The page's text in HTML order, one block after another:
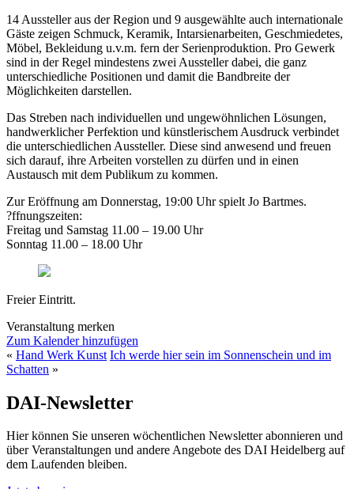
14 Aussteller aus der Region und 9 ausgewählte auch internationale
Gäste zeigen Schmuck, Keramik, Intarsienarbeiten, Geschmiedetes,
Möbel, Bekleidung u.v.m. fern der Serienproduktion. Pro Gewerk
sind in der Regel mindestens zwei Aussteller dabei, die ganz
unterschiedliche Positionen und damit die Bandbreite der
Möglichkeiten darstellen.
Das Streben nach individuellen und ungewöhnlichen Lösungen,
handwerklicher Perfektion und künstlerischem Ausdruck verbindet
die unterschiedlichen Aussteller. Diese sind anwesend und freuen
sich darauf, ihre Arbeiten vorstellen zu dürfen und in einen
Austausch mit dem Publikum zu kommen.
Zur Eröffnung am Donnerstag, 19:00 Uhr spielt Jo Bartmes.
?ffnungszeiten:
Freitag und Samstag 11.00 – 19.00 Uhr
Sonntag 11.00 – 18.00 Uhr
Freier Eintritt.
Veranstaltung merken
Zum Kalender hinzufügen
« Hand Werk Kunst Ich werde hier sein im Sonnenschein und im
Schatten »
DAI-Newsletter
Hier können Sie unseren wöchentlichen Newsletter abonnieren und
über Veranstaltungen und andere Angebote des DAI Heidelberg auf
dem Laufenden bleiben.